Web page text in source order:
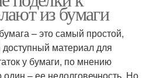
Поделки из бумаги
из бумаги
– это самый простой,
материал для
у бумаги, по мнению